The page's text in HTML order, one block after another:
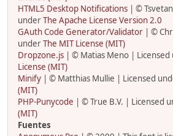
HTML5 Desktop Notifications | ©
underThe Apache License Version 2.0
GAuth Code Generator/Validator | ©
underThe MIT License (MIT)
Dropzone.js | © Matias Meno | Licensed
License (MIT)
Minify | © Matthias Mullie | Licensed
(MIT)
PHP-Punycode | © True B.V. | Licensed
(MIT)
Fuentes